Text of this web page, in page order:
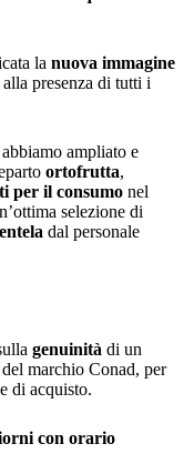
la nuova immagine
presenza di tutti i
ampliato e
ortofrutta,
per il consumo nel
selezione di
dal personale
genuinità di un
del marchio Conad, per
di acquisto.
con orario